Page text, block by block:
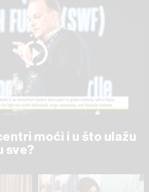
možete u bilo kojem trenutku
posljedica.
moći i u što ulažu
sve?